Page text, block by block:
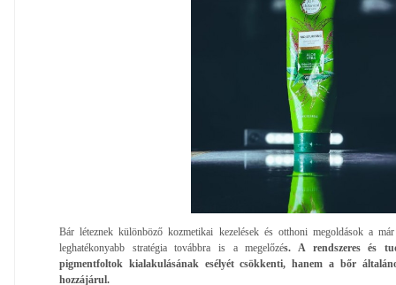
Bár léteznek különböző kozmetikai kezelések és otthoni megoldások a
leghatékonyabb stratégia továbbra is a megelőzés. A rendszeres és
pigmentfoltok kialakulásának esélyét csökkenti, hanem a bőr
hozzájárul.